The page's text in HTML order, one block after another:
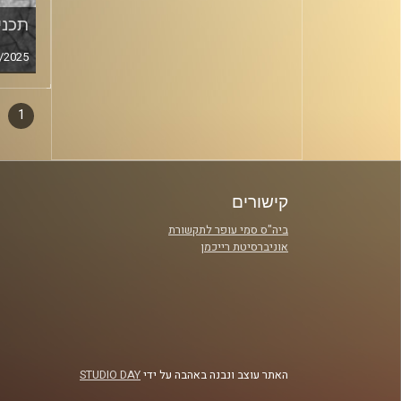
סגירה
1
קישורים
ביה"ס סמי עופר לתקשורת
אוניברסיטת רייכמן
האתר עוצב ונבנה באהבה על ידיSTUDIO DAY